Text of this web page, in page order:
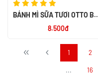
BÁNH MÌ SỮA TƯƠI OTTO BƠ
8.500đ
1 2
... 16